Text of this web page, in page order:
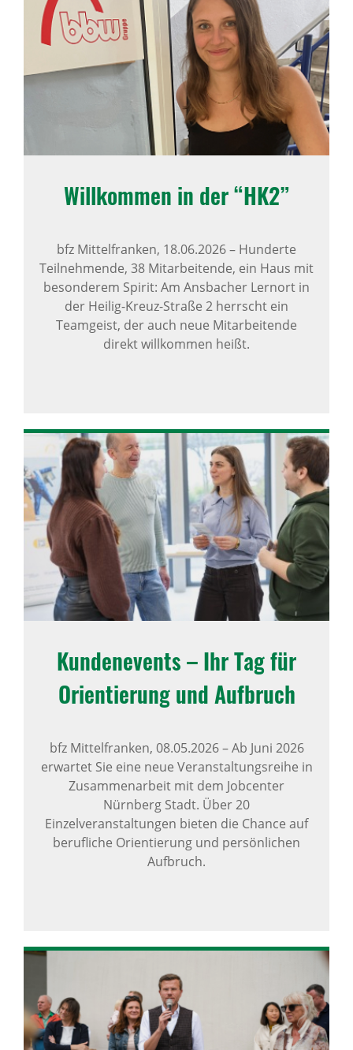
Will­kommen in der “HK2”
bfz Mittelfranken, 18.06.2026– Hunderte
Teilnehmende, 38 Mitarbeitende, ein Haus mit
besonderem Spirit: Am Ansbacher Lernort in
der Heilig-Kreuz-Straße 2 herrscht ein
Teamgeist, der auch neue Mitarbeitende
direkt willkommen heißt.
Kunden­e­vents – Ihr Tag für
Orien­tie­rung und Aufbruch
bfz Mittelfranken, 08.05.2026–Ab Juni 2026
erwartet Sie eine neue Veranstaltungsreihe in
Zusammenarbeit mit dem Jobcenter
Nürnberg Stadt. Über 20
Einzelveranstaltungen bieten die Chance auf
berufliche Orientierung und persönlichen
Aufbruch.